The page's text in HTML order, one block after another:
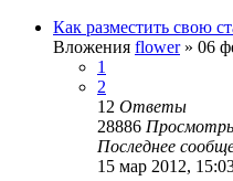
Как разместить свою
Вложения flower» 06
1
2
12 Ответы
28886
Последнее
15 мар 2012,